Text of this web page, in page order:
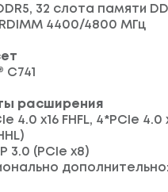
32 слота памяти
4400/4800 МГц
C741
расширения
4.0 x16 FHFL, 4*PCIe
3.0 (PCIe x8)
дополнительно: